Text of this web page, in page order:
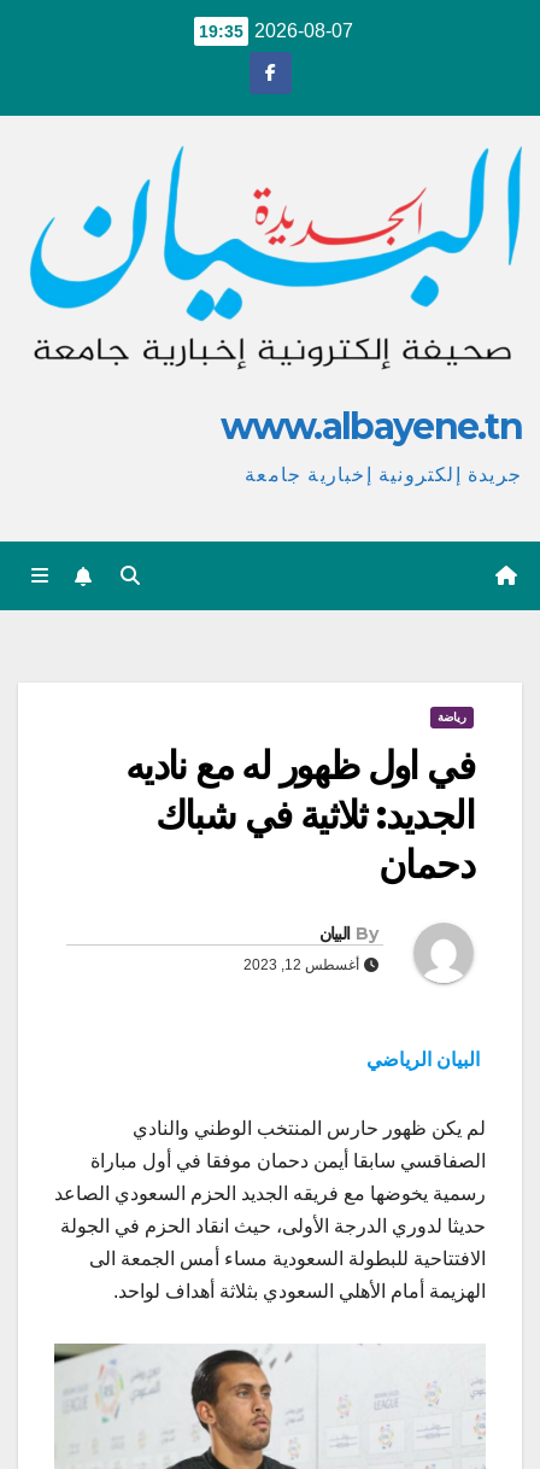
2026-08-07
19:35
www.albayene.tn
جريدة إلكترونية إخبارية جامعة
رياضة
في اول ظهور له مع ناديه
الجديد: ثلاثية في شباك
دحمان
By البيان
أغسطس 12, 2023
البيان الرياضي
لم يكن ظهور حارس المنتخب الوطني والنادي
الصفاقسي سابقا أيمن دحمان موفقا في أول مباراة
رسمية يخوضها مع فريقه الجديد الحزم السعودي الصاعد
حديثا لدوري الدرجة الأولى، حيث انقاد الحزم في الجولة
الافتتاحية للبطولة السعودية مساء أمس الجمعة الى
الهزيمة أمام الأهلي السعودي بثلاثة أهداف لواحد.